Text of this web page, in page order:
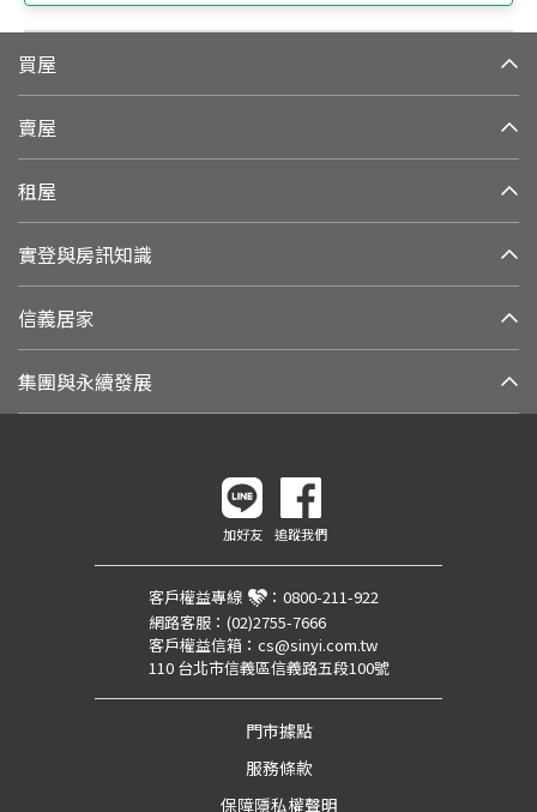
買屋
賣屋
租屋
實登與房訊知識
信義居家
集團與永續發展
加好友 追蹤我們
客戶權益專線 ： 0800-211-922
網路客服： (02)2755-7666
客戶權益信箱： cs@sinyi.com.tw
110 台北市信義區信義路五段100號
門市據點
服務條款
保障隱私權聲明